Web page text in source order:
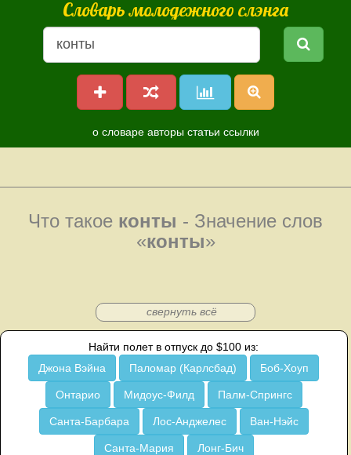
Словарь молодежного слэнга
о словаре авторы статьи ссылки
Что такое конты - Значение слов
«конты»
свернуть всё
Найти полет в отпуск до $100 из:
Джона Вэйна
Паломар (Карлсбад) Боб-Хоуп
Онтарио Мидоус-Филд Палм-Спрингс
Санта-Барбара Лос-Анджелес Ван-Нэйс
Санта-Мария Лонг-Бич